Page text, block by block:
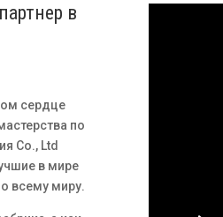
в
сердце
по
Co., Ltd
в мире
всему миру.